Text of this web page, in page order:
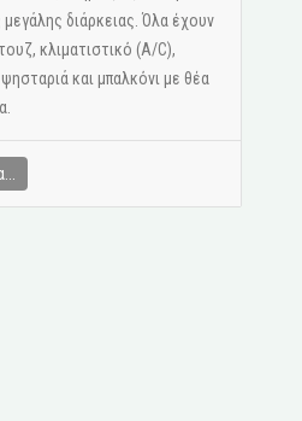
μεγάλης διάρκειας. Όλα έχουν
κλιματιστικό (A/C),
και μπαλκόνι με θέα